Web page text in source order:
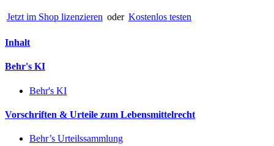
Jetzt im Shop lizenzieren oder Kostenlos testen
Inhalt
Behr's KI
Behr's KI
Vorschriften & Urteile zum Lebensmittelrecht
Behr’s Urteilssammlung